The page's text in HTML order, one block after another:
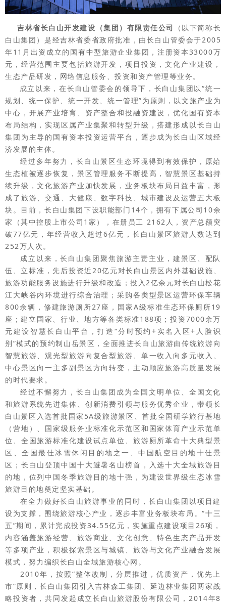
吉林省长白山开发建设（集团）有限责任公司
（以下简称长
白山集团）是经吉林省委省政府批准，由长白山管委会于2005
年11月出资成立的国有中型旅游企业集团，注册资本33000万
元，经营范围主要包括旅游开发，项目投资，文化产业建设，
生态产品研发，网络信息服务、投资和资产管理等业务。
成立以来，在长白山管委会的领导下，长白山集团以“统一
规划、统一保护、统一开发、统一管理”为原则，以文旅产业为
中心，开展产业培育、资产整合和投融资建设，优化国有资本
布局结构，实现区属产业集聚和转型升级，搭建形成以长白山
集团为主导的国有资本投资运营平台，逐步成为长白山区域经
济发展的主体。
经过多年努力，长白山景区生态环境得到有效保护，原始
生态植被逐步恢复，景区管理服务不断提高，智慧景区基础持
续升级，文化旅游产业加快发展，业务板块布局日益丰富，形
成了旅游、交通、大健康、数字科技、城市建设及运营五大板
块。目前，长白山集团下设职能部门14个，拥有下属公司10余
家（其中控股上市公司1家），在册员工 2162人，资产总额突
破77亿元，年经营收入超过6亿元，长白山景区旅游人数达到
252万人次。
成立以来，长白山集团聚焦旅游主责主业，建景区、配队
伍、立标准，先后投资近20亿元对长白山景区内外基础设施、
旅游功能服务设施进行升级和改造；投入2亿余元对长白山松花
江大峡谷内环境进行综合治理；采购各类型景区运营环保车辆
800余辆，修建旅游厕所27座，国家A级标准生态环保厕所19
座；建立国家、行业、地方等各类标准188项；投资7000余万
元建设智慧长白山平台，打造“分时预约+实名入区+人脸识
别”模式的预约制山岳景区，全面推进长白山旅游由传统旅游向
智慧旅游、观光型旅游向复合型旅游、单一收入向多元收入、
中心景区向一主多副景区方向转变，主动顺应旅游高质量发展
的时代要求。
经过不懈努力，长白山集团成为全国文明单位、全国文化
和旅游系统先进集体、创新消费引领与服务优秀企业，带领长
白山景区入选首批国家5A级旅游景区、首批全国研学旅行基地
（营地）、国家级服务业标准化示范区和国家体育产业示范单
位、全国旅游标准化建设试点单位、旅游厕所革命十大典型景
区、全国最佳冰雪休闲目的地之一、中国航空目的地十佳景
区；长白山登顶中国十大避暑名山榜首，入选十大全域旅游目
的地，位列中国冬季旅游目的地十强，为建设世界级生态冰雪
旅游目的地奠定坚实基础。
在全力做好长白山旅游事业的同时，长白山集团以项目建
设为支撑，围绕旅游核心产业，逐步丰富业务板块布局。“十三
五”期间，累计完成投资34.55亿元，实施重点建设项目26项，
内容涵盖旅游经营、旅游商业、文化创意、特色生态产品开发
等多项产业，积极探索景区与城镇、旅游与文化产业融合发展
模式，努力编织长白山全域旅游核心网。
2010年，按照“整体改制，分层推进，优质资产，优先上
市”原则，长白山集团引入吉林森工集团、延边林业集团两家战
略投资者，共同发起成立长白山旅游股份有限公司，2014年8